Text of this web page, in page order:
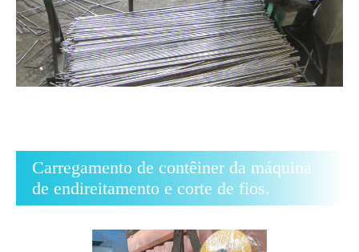
Carregamento de contêiner da máquina
de endireitamento e corte de fios.